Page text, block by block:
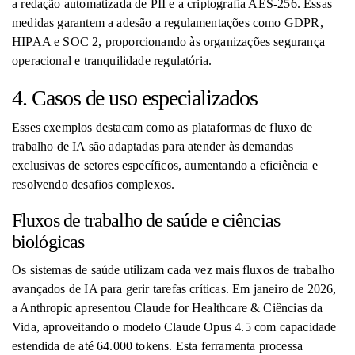
a redação automatizada de PII e a criptografia AES-256. Essas
medidas garantem a adesão a regulamentações como GDPR,
HIPAA e SOC 2, proporcionando às organizações segurança
operacional e tranquilidade regulatória.
4. Casos de uso especializados
Esses exemplos destacam como as plataformas de fluxo de
trabalho de IA são adaptadas para atender às demandas
exclusivas de setores específicos, aumentando a eficiência e
resolvendo desafios complexos.
Fluxos de trabalho de saúde e ciências
biológicas
Os sistemas de saúde utilizam cada vez mais fluxos de trabalho
avançados de IA para gerir tarefas críticas. Em janeiro de 2026,
a Anthropic apresentou Claude for Healthcare & Ciências da
Vida, aproveitando o modelo Claude Opus 4.5 com capacidade
estendida de até 64.000 tokens. Esta ferramenta processa